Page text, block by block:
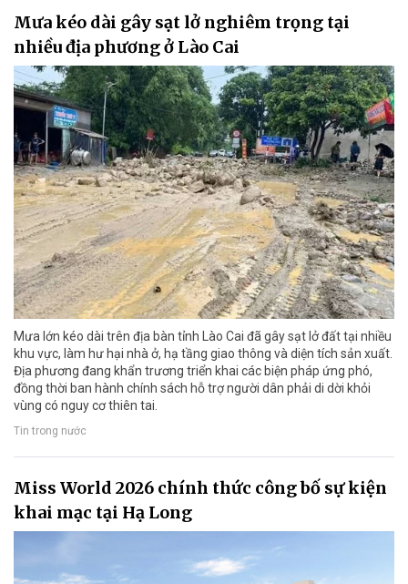
Mưa kéo dài gây sạt lở nghiêm trọng tại
nhiều địa phương ở Lào Cai
Mưa lớn kéo dài trên địa bàn tỉnh Lào Cai đã gây sạt lở đất tại nhiều
khu vực, làm hư hại nhà ở, hạ tầng giao thông và diện tích sản xuất.
Địa phương đang khẩn trương triển khai các biện pháp ứng phó,
đồng thời ban hành chính sách hỗ trợ người dân phải di dời khỏi
vùng có nguy cơ thiên tai.
Tin trong nước
Miss World 2026 chính thức công bố sự kiện
khai mạc tại Hạ Long